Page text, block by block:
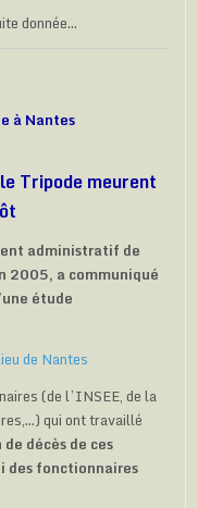
donnée…
à Nantes
Tripode meurent
administratif de
2005, a communiqué
étude
de Nantes
(de l’INSEE, de la
qui ont travaillé
décès de ces
des fonctionnaires